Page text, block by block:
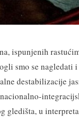
ispunjenih
smo se
destabilizacije
gledišta, u